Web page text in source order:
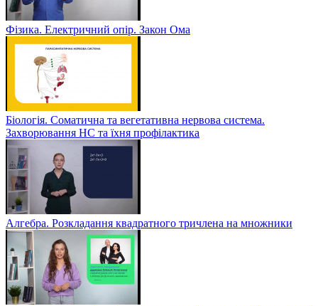
Фізика. Електричний опір. Закон Ома
Біологія. Соматична та вегетативна нервова система.
Захворювання НС та їхня профілактика
Алгебра. Розкладання квадратного тричлена на множники